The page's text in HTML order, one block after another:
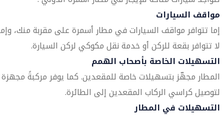
مواقف السيارات
إما تتوافر مواقف السيارات في مطار أسمرة على مقربة منك،
لا تتوافر بقعة للركن أو خدمة نقل مكوكي لركن السيارة.
التسهيلات الخاصة بأصحاب الهمم
المطار مجهّز بتسهيلات خاصة للمقعدين. كما يوفر مركبةً مجهزة
لتوصيل كراسي الركاب المقعدين إلى الطائرة.
التسهيلات في المطار